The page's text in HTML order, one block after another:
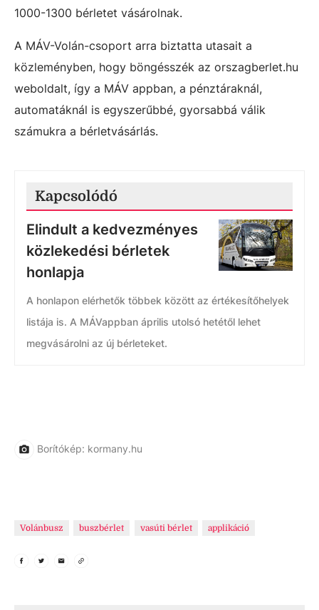
1000-1300 bérletet vásárolnak.
A MÁV-Volán-csoport arra biztatta utasait a
közleményben, hogy böngésszék az orszagberlet.hu
weboldalt, így a MÁV appban, a pénztáraknál,
automatáknál is egyszerűbbé, gyorsabbá válik
számukra a bérletvásárlás.
Kapcsolódó
Elindult a kedvezményes
közlekedési bérletek
honlapja
A honlapon elérhetők többek között az értékesítőhelyek
listája is. A MÁVappban április utolsó hetétől lehet
megvásárolni az új bérleteket.
Borítókép: kormany.hu
Volánbusz buszbérlet vasúti bérlet applikáció